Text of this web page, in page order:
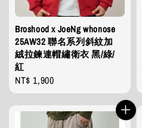
Broshood x JoeNg whonose
25AW32 聯名系列斜紋加
絨拉鍊連帽繡衛衣 黑/綠/
紅
Regular
price
NT$ 1,900